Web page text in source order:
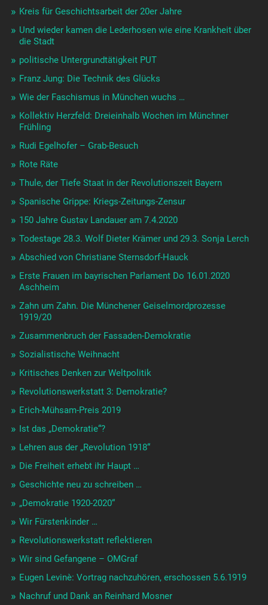
Kreis für Geschichtsarbeit der 20er Jahre
Und wieder kamen die Lederhosen wie eine Krankheit über
die Stadt
politische Untergrundtätigkeit PUT
Franz Jung: Die Technik des Glücks
Wie der Faschismus in München wuchs …
Kollektiv Herzfeld: Dreieinhalb Wochen im Münchner
Frühling
Rudi Egelhofer – Grab-Besuch
Rote Räte
Thule, der Tiefe Staat in der Revolutionszeit Bayern
Spanische Grippe: Kriegs-Zeitungs-Zensur
150 Jahre Gustav Landauer am 7.4.2020
Todestage 28.3. Wolf Dieter Krämer und 29.3. Sonja Lerch
Abschied von Christiane Sternsdorf-Hauck
Erste Frauen im bayrischen Parlament Do 16.01.2020
Aschheim
Zahn um Zahn. Die Münchener Geiselmordprozesse
1919/20
Zusammenbruch der Fassaden-Demokratie
Sozialistische Weihnacht
Kritisches Denken zur Weltpolitik
Revolutionswerkstatt 3: Demokratie?
Erich-Mühsam-Preis 2019
Ist das „Demokratie“?
Lehren aus der „Revolution 1918“
Die Freiheit erhebt ihr Haupt …
Geschichte neu zu schreiben …
„Demokratie 1920-2020“
Wir Fürstenkinder …
Revolutionswerkstatt reflektieren
Wir sind Gefangene – OMGraf
Eugen Levinè: Vortrag nachzuhören, erschossen 5.6.1919
Nachruf und Dank an Reinhard Mosner